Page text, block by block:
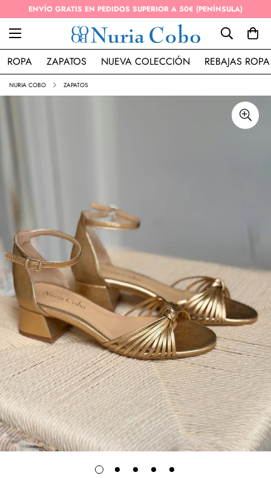
ENVÍO GRATIS EN PEDIDOS SUPERIOR A 50€ (PENÍNSULA)
ROPA ZAPATOS NUEVA COLECCIÓN REBAJAS ROPA
NURIA COBO ZAPATOS